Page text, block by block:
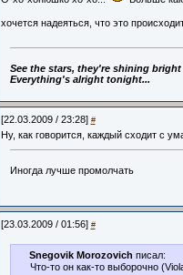
хочется надеяться, что это
See the stars, they're shining bright
Everything's alright tonight...
[22.03.2009 / 23:28] #
Ну, как говорится, каждый сходит с
Иногда лучше промолчать
[23.03.2009 / 01:56] #
Snegovik Morozovich писал:
Что-то он как-то выборочно